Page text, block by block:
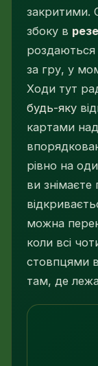
закритими.
збоку в
роздаються
за гру, у
Ходи тут
будь-яку
картами
рівно на
ви знімаєте
можна
коли всі
стовпцями
там, де